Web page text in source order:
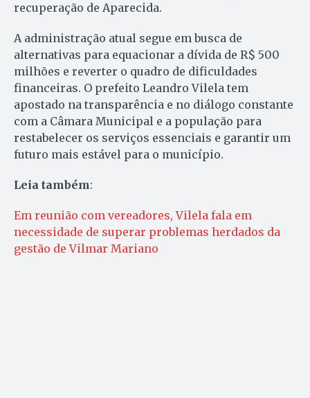
recuperação de Aparecida.
A administração atual segue em busca de
alternativas para equacionar a dívida de R$ 500
milhões e reverter o quadro de dificuldades
financeiras. O prefeito Leandro Vilela tem
apostado na transparência e no diálogo constante
com a Câmara Municipal e a população para
restabelecer os serviços essenciais e garantir um
futuro mais estável para o município.
Leia também:
Em reunião com vereadores, Vilela fala em
necessidade de superar problemas herdados da
gestão de Vilmar Mariano